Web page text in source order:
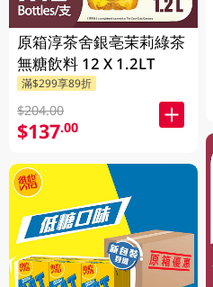
原箱淳茶舍銀亳茉莉綠茶
無糖飲料 12 X 1.2LT
滿$299享89折
$204.00
$137.00